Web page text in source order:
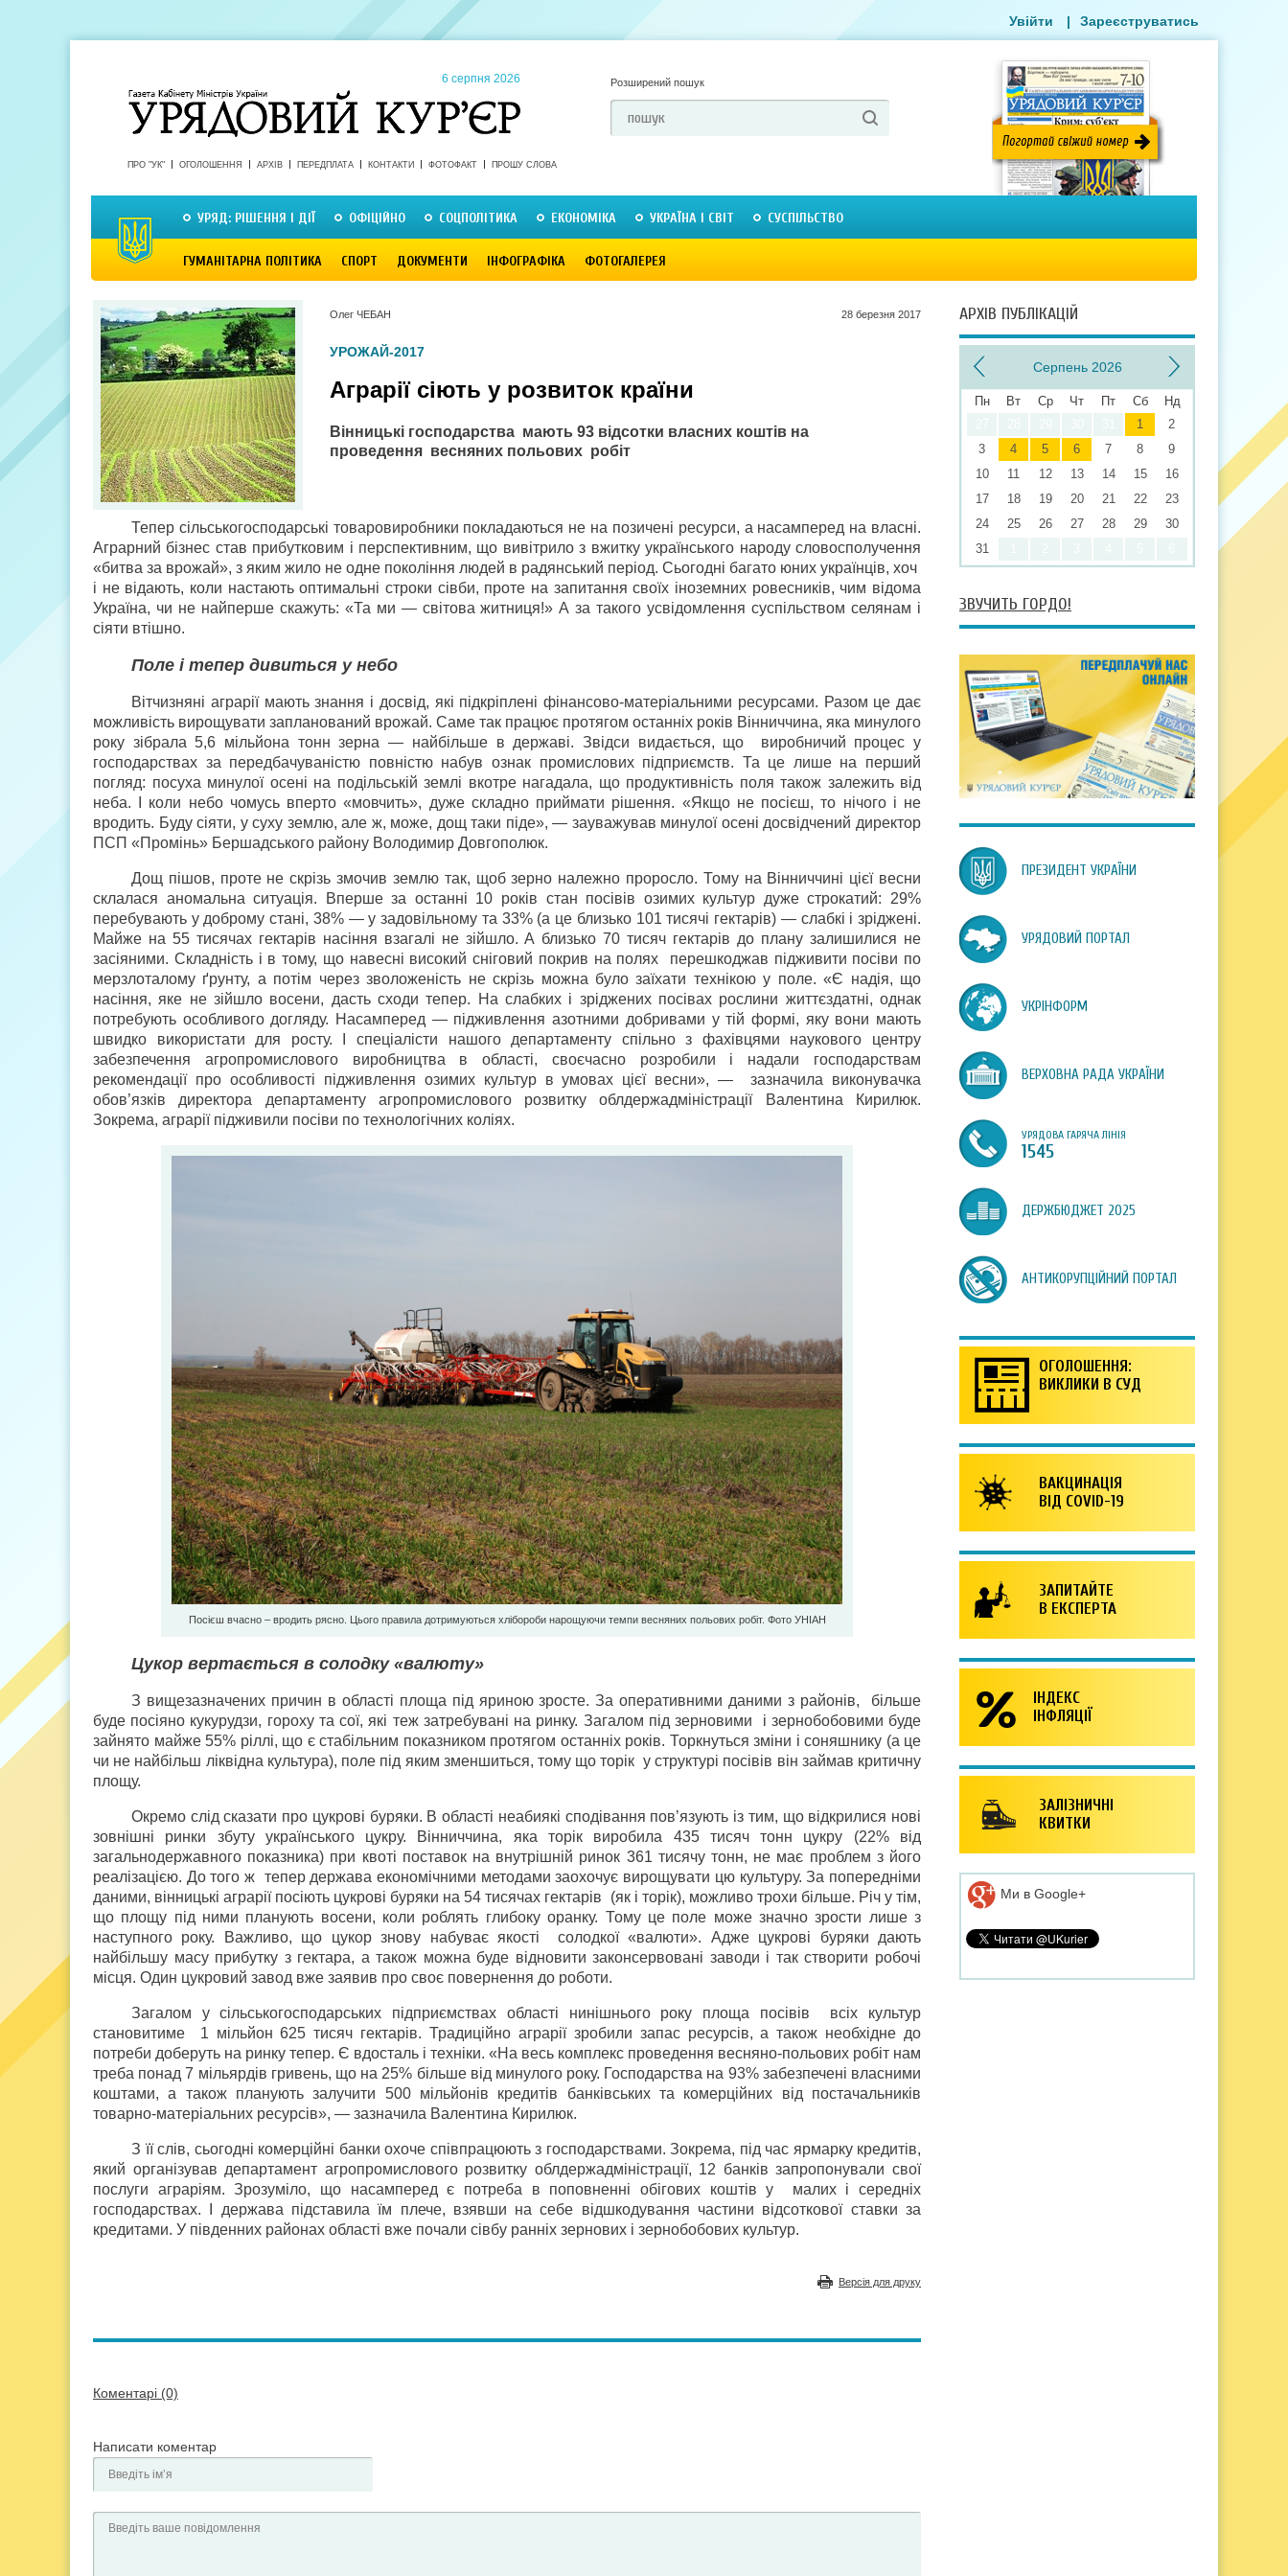
6 серпня 2026 Розширений пошук
ПРО "УК" ОГОЛОШЕННЯ АРХІВ ПЕРЕДПЛАТА КОНТАКТИ ФОТОФАКТ ПРОШУ СЛОВА
УРЯД: РІШЕННЯ І ДІЇ ОФІЦІЙНО СОЦПОЛІТИКА ЕКОНОМІКА УКРАЇНА І СВІТ СУСПІЛЬСТВО
ГУМАНІТАРНА ПОЛІТИКА СПОРТ ДОКУМЕНТИ ІНФОГРАФІКА ФОТОГАЛЕРЕЯ
Увійти | Зареєструватись
Олег ЧЕБАН 28 березня 2017
УРОЖАЙ-2017
Аграрії сіють у розвиток країни
Вінницькі господарства мають 93 відсотки власних коштів на
проведення весняних польових робіт
Тепер сільськогосподарські товаровиробники покладаються не на позичені ресурси, а насамперед на власні.
Аграрний бізнес став прибутковим і перспективним, що вивітрило з вжитку українського народу словосполучення
«битва за врожай», з яким жило не одне покоління людей в радянський період. Сьогодні багато юних українців, хоч
і не відають, коли настають оптимальні строки сівби, проте на запитання своїх іноземних ровесників, чим відома
Україна, чи не найперше скажуть: «Та ми — світова житниця!» А за такого усвідомлення суспільством селянам і
сіяти втішно.
Поле і тепер дивиться у небо
Вітчизняні аграрії мають знання і досвід, які підкріплені фінансово-матеріальними ресурсами. Разом це дає
можливість вирощувати запланований врожай. Саме так працює протягом останніх років Вінниччина, яка минулого
року зібрала 5,6 мільйона тонн зерна — найбільше в державі. Звідси видається, що виробничий процес у
господарствах за передбачуваністю повністю набув ознак промислових підприємств. Та це лише на перший
погляд: посуха минулої осені на подільській землі вкотре нагадала, що продуктивність поля також залежить від
неба. І коли небо чомусь вперто «мовчить», дуже складно приймати рішення. «Якщо не посієш, то нічого і не
вродить. Буду сіяти, у суху землю, але ж, може, дощ таки піде», — зауважував минулої осені досвідчений директор
ПСП «Промінь» Бершадського району Володимир Довгополюк.
Дощ пішов, проте не скрізь змочив землю так, щоб зерно належно проросло. Тому на Вінниччині цієї весни
склалася аномальна ситуація. Вперше за останні 10 років стан посівів озимих культур дуже строкатий: 29%
перебувають у доброму стані, 38% — у задовільному та 33% (а це близько 101 тисячі гектарів) — слабкі і зріджені.
Майже на 55 тисячах гектарів насіння взагалі не зійшло. А близько 70 тисяч гектарів до плану залишилися не
засіяними. Складність і в тому, що навесні високий сніговий покрив на полях перешкоджав підживити посіви по
мерзлоталому ґрунту, а потім через зволоженість не скрізь можна було заїхати технікою у поле. «Є надія, що
насіння, яке не зійшло восени, дасть сходи тепер. На слабких і зріджених посівах рослини життєздатні, однак
потребують особливого догляду. Насамперед — підживлення азотними добривами у тій формі, яку вони мають
швидко використати для росту. І спеціалісти нашого департаменту спільно з фахівцями наукового центру
забезпечення агропромислового виробництва в області, своєчасно розробили і надали господарствам
рекомендації про особливості підживлення озимих культур в умовах цієї весни», — зазначила виконувачка
обов’язків директора департаменту агропромислового розвитку облдерж­адміністрації Валентина Кирилюк.
Зокрема, аграрії підживили посіви по технологічних коліях.
Посієш вчасно – вродить рясно. Цього правила дотримуються хлібороби нарощуючи темпи весняних польових робіт. Фото УНІАН
Цукор вертається в солодку «валюту»
З вищезазначених причин в області площа під яриною зросте. За оперативними даними з районів, більше
буде посіяно кукурудзи, гороху та сої, які теж затребувані на ринку. Загалом під зерновими і зернобобовими буде
зайнято майже 55% ріллі, що є стабільним показником протягом останніх років. Торкнуться зміни і соняшнику (а це
чи не найбільш ліквідна культура), поле під яким зменшиться, тому що торік у структурі посівів він займав критичну
площу.
Окремо слід сказати про цукрові буряки. В області неабиякі сподівання пов’язують із тим, що відкрилися нові
зовнішні ринки збуту українського цукру. Вінниччина, яка торік виробила 435 тисяч тонн цукру (22% від
загальнодержавного показника) при квоті поставок на внутрішній ринок 361 тисячу тонн, не має проблем з його
реалізацією. До того ж тепер держава економічними методами заохочує вирощувати цю культуру. За попередніми
даними, вінницькі аграрії посіють цукрові буряки на 54 тисячах гектарів (як і торік), можливо трохи більше. Річ у тім,
що площу під ними пла­нують восени, коли роблять глибоку оранку. Тому це поле може значно зрости лише з
наступного року. Важливо, що цукор знову набуває якості солодкої «валюти». Адже цукрові буряки дають
найбільшу масу прибутку з гектара, а також можна буде відновити законсервовані заводи і так створити робочі
місця. Один цукровий завод вже заявив про своє повернення до роботи.
Загалом у сільськогосподарських підприємствах області нинішнього року площа посівів всіх культур
становитиме 1 мільйон 625 тисяч гектарів. Традиційно аграрії зробили запас ресурсів, а також необхідне до
потреби доберуть на ринку тепер. Є вдосталь і техніки. «На весь комплекс проведення весняно-польових робіт нам
треба понад 7 мільярдів гривень, що на 25% більше від минулого року. Господарства на 93% забезпечені власними
коштами, а також планують залучити 500 мільйонів кредитів банківських та комерційних від постачальників
товарно-матеріальних ресурсів», — зазначила Валентина Кирилюк.
З її слів, сьогодні комерційні банки охоче спів­працюють з господарствами. Зокрема, під час ярмарку кредитів,
який організував департамент агропромислового розвитку облдержадміністрації, 12 банків запропонували свої
послуги аграріям. Зрозуміло, що насамперед є потреба в поповненні обігових коштів у малих і середніх
господарствах. І держава підставила їм плече, взявши на себе відшкодування частини відсоткової ставки за
кредитами. У південних районах області вже почали сівбу ранніх зернових і зернобобових культур.
Версія для друку
Коментарі (0)
Написати коментар
АРХІВ ПУБЛІКАЦІЙ
Серпень 2026
Пн Вт Ср Чт Пт Сб
Нд
1
2
3
4 5 6 7 8
9
10
11 12 13 14 15
16
17
18 19 20 21 22
23
24
25 26 27 28 29
30
31
ЗВУЧИТЬ ГОРДО!
ПРЕЗИДЕНТ УКРАЇНИ
УРЯДОВИЙ ПОРТАЛ
УКРІНФОРМ
ВЕРХОВНА РАДА УКРАЇНИ
УРЯДОВА ГАРЯЧА ЛІНІЯ
1545
ДЕРЖБЮДЖЕТ 2025
АНТИКОРУПЦІЙНИЙ ПОРТАЛ
ОГОЛОШЕННЯ:
ВИКЛИКИ В СУД
ВАКЦИНАЦІЯ
ВІД COVID-19
ЗАПИТАЙТЕ
В ЕКСПЕРТА
ІНДЕКС
ІНФЛЯЦІЇ
ЗАЛІЗНИЧНІ
КВИТКИ
Ми в Google+